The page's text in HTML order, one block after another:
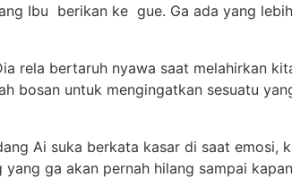
Ibu berikan ke gue. Ga ada yang
rela bertaruh nyawa saat melahirkan
bosan untuk mengingatkan sesuatu
Ai suka berkata kasar di saat
ga akan pernah hilang sampai